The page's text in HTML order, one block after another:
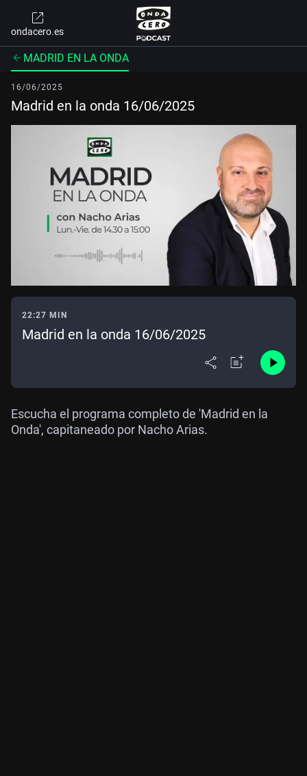
ondacero.es
MADRID EN LA ONDA
16/06/2025
Madrid en la onda 16/06/2025
22:27 MIN
Madrid en la onda 16/06/2025
Escucha el programa completo de 'Madrid en la
Onda', capitaneado por Nacho Arias.